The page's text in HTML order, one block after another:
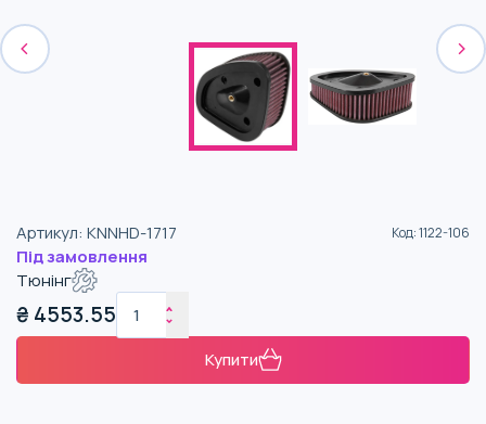
Артикул: KNNHD-1717 Код:1122-106
Під замовлення
Тюнінг
₴ 4553.55
Купити